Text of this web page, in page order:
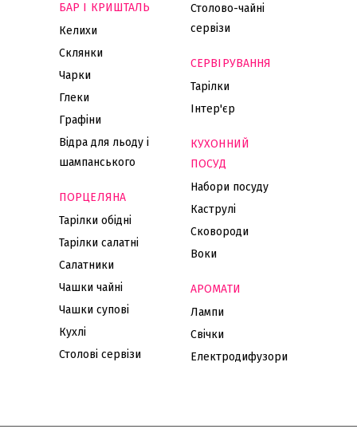
БАР І КРИШТАЛЬ
Келихи
Склянки
Чарки
Глеки
Графіни
Відра для льоду і
шампанського
ПОРЦЕЛЯНА
Тарілки обідні
Тарілки салатні
Салатники
Чашки чайні
Чашки супові
Кухлі
Столові сервізи
Столово-чайні
сервізи
СЕРВІРУВАННЯ
Тарілки
Інтер'єр
КУХОННИЙ
ПОСУД
Набори посуду
Каструлі
Сковороди
Воки
АРОМАТИ
Лампи
Свічки
Електродифузори